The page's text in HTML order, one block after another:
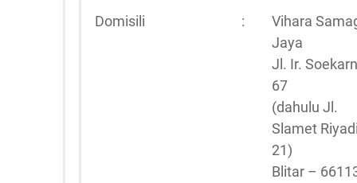
Domisili :
Vihara
Jaya
Jl. Ir.
67
(dahulu Jl.
Slamet
21)
Blitar –